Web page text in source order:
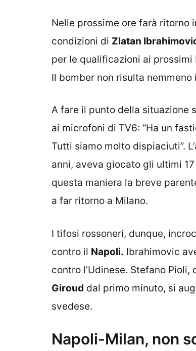
Nelle prossime ore farà ritorno
condizioni di Zlatan
per le qualificazioni ai prossimi
Il bomber non risulta nemmeno
A fare il punto della situazione
ai microfoni di TV6: “Ha un
Tutti siamo molto dispiaciuti”.
anni, aveva giocato gli ultimi
questa maniera la breve
a far ritorno a Milano.
I tifosi rossoneri, dunque,
contro il Napoli. Ibrahimovic
contro l’Udinese. Stefano
Giroud dal primo minuto, si
svedese.
Napoli-Milan, non